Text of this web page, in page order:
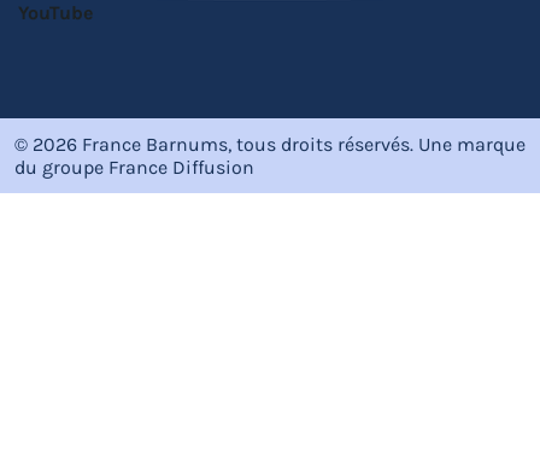
YouTube
© 2026 France Barnums, tous droits réservés. Une marque
du groupe France Diffusion